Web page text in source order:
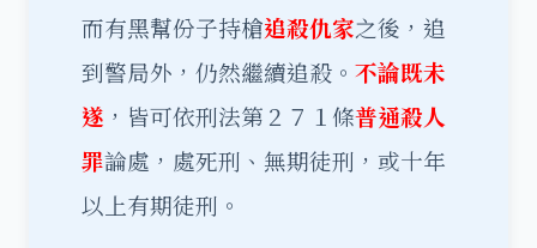
而有黑幫份子持槍追殺仇家之後，追
到警局外，仍然繼續追殺。 不論既未
遂 ，皆可依刑法第２７１條普通殺人
罪論處，處死刑、無期徒刑，或十年
以上有期徒刑。